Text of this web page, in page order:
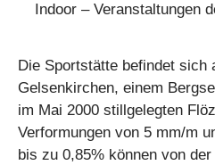
Indoor – Veranstaltungen
Die Sportstätte befindet sich
Gelsenkirchen, einem
im Mai 2000 stillgelegten
Verformungen von 5 mm/m
bis zu 0,85% können von